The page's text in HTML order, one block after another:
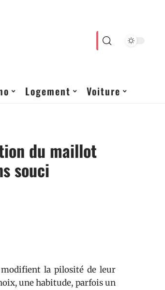
Logement Voiture
du maillot
souci
la pilosité de leur
une habitude, parfois un